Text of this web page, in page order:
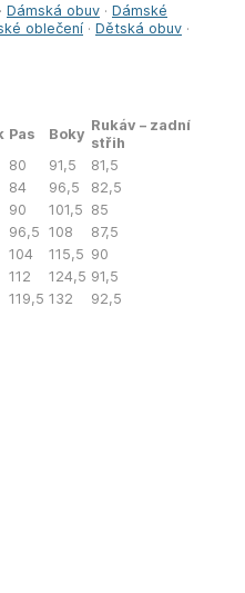
· Dámská obuv · Dámské
oblečení · Dětská obuv ·
Pas Boky
Rukáv – zadní
střih
80 91,5
81,5
84 96,5
82,5
90 101,5 85
96,5 108
87,5
104 115,5 90
112 124,5 91,5
119,5 132 92,5